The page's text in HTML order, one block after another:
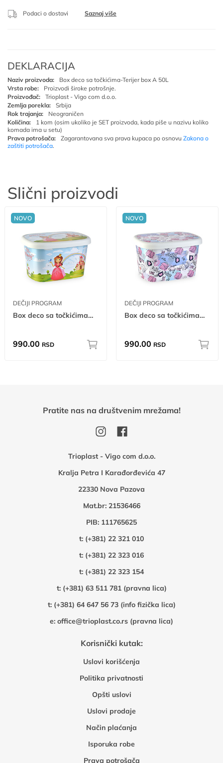
Podaci o dostavi Saznaj više
DEKLARACIJA
Naziv proizvoda:
Box deco sa točkićima-Terijer box A 50L
Vrsta robe:
Proizvodi široke potrošnje.
Proizvođač:
Trioplast - Vigo com d.o.o.
Zemlja porekla:
Srbija
Rok trajanja:
Neograničen
Količina:
1 kom (osim ukoliko je SET proizvoda, kada piše u nazivu koliko
komada ima u setu)
Prava potrošača:
Zagarantovana sva prava kupaca po osnovu Zakona o
zaštiti potrošača.
Slični proizvodi
NOVO
DEČIJI PROGRAM
Box deco sa točkićima - Princess 50L A 50L
990.00 RSD
NOVO
DEČIJI PROGRAM
Box deco sa točkićima - Chic A 50L
990.00 RSD
Trioplast - Vigo com d.o.o.
Kralja Petra I Karađorđevića 47
22330 Nova Pazova
Mat.br: 21536466
PIB: 111765625
t: (+381) 22 321 010
t: (+381) 22 323 016
t: (+381) 22 323 154
t: (+381) 63 511 781 (pravna lica)
t: (+381) 64 647 56 73 (info fizička lica)
e: office@trioplast.co.rs (pravna lica)
Korisnički kutak:
Uslovi korišćenja
Politika privatnosti
Opšti uslovi
Uslovi prodaje
Način plaćanja
Isporuka robe
Prava potrošača
Pratite nas na društvenim mrežama!